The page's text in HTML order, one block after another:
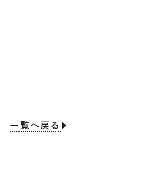
一覧へ戻る